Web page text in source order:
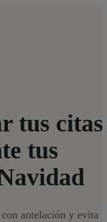
tus citas
tus
antelación y evita